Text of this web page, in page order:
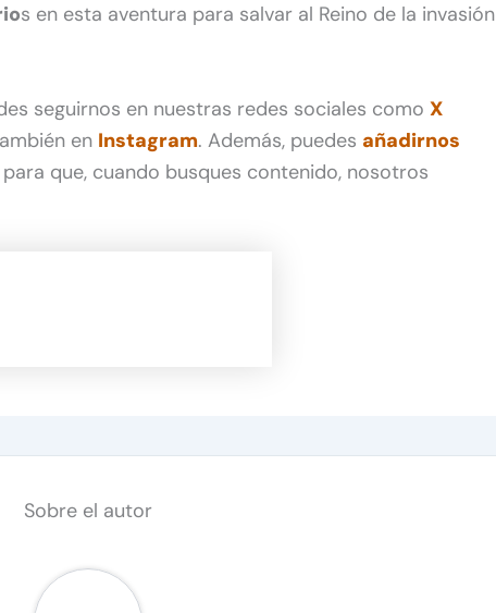
s en esta aventura para salvar al Reino de la invasión
seguirnos en nuestras redes sociales como X
en Instagram. Además, puedes añadirnos
que, cuando busques contenido, nosotros
Sobre el autor